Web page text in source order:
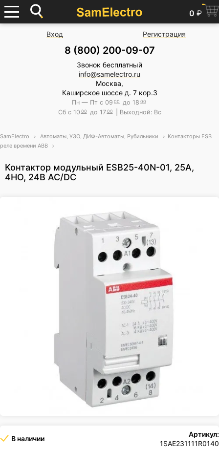
0 ₽
Вход Регистрация
8 (800) 200-09-07
Звонок бесплатный
info@samelectro.ru
Москва,
Каширское шоссе д. 7 кор.3
Пн — Пт с 09 00 до 18 00
Сб с 10 00 до 17 00 | Выходной: Вс
SamElectro Автоматы, УЗО, ДИФ-Автоматы, Рубильники
Контакторы ESB
реле времени ABB
Контактор модульный ESB25-40N-01, 25А,
4НО, 24В AC/DC
В наличии
Артикул:
1SAE231111R0140